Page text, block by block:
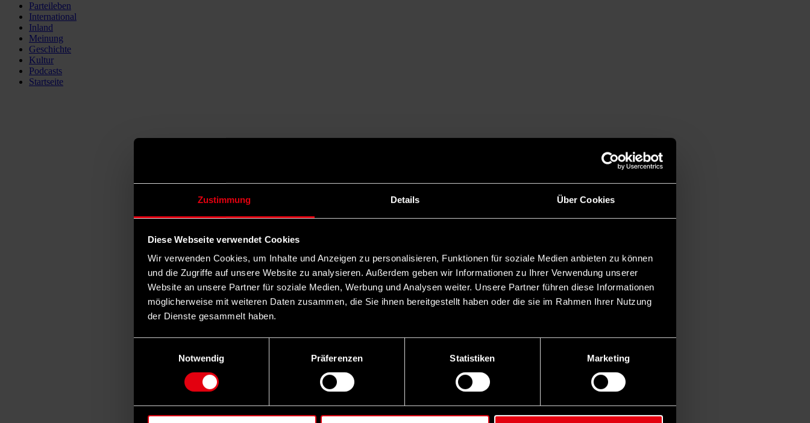
Zustimmung Details Über Cookies
Diese Webseite verwendet Cookies
Wir verwenden Cookies, um Inhalte und Anzeigen zu personalisieren, Funktionen für soziale Medien anbieten zu können
und die Zugriffe auf unsere Website zu analysieren. Außerdem geben wir Informationen zu Ihrer Verwendung unserer
Website an unsere Partner für soziale Medien, Werbung und Analysen weiter. Unsere Partner führen diese Informationen
möglicherweise mit weiteren Daten zusammen, die Sie ihnen bereitgestellt haben oder die sie im Rahmen Ihrer Nutzung
der Dienste gesammelt haben.
Notwendig
Präferenzen Statistiken Marketing
Parteileben
International
Inland
Meinung
Geschichte
Kultur
Podcasts
Startseite